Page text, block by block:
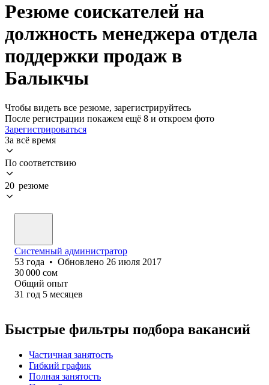
Резюме соискателей на
должность менеджера отдела
поддержки продаж в
Балыкчы
Чтобы видеть все резюме, зарегистрируйтесь
После регистрации покажем ещё 8 и откроем фото
Зарегистрироваться
За всё время
По соответствию
20 резюме
Системный администратор
53 года • Обновлено 26 июля 2017
30 000 сом
Общий опыт
31 год 5 месяцев
Быстрые фильтры подбора вакансий
Частичная занятость
Гибкий график
Полная занятость